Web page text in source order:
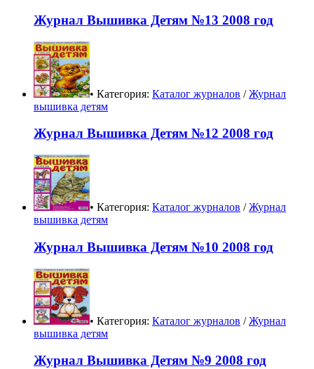
Журнал Вышивка Детям №13 2008 год
• Категория: Каталог журналов /Журнал
вышивка детям
Журнал Вышивка Детям №12 2008 год
• Категория: Каталог журналов /Журнал
вышивка детям
Журнал Вышивка Детям №10 2008 год
• Категория: Каталог журналов /Журнал
вышивка детям
Журнал Вышивка Детям №9 2008 год